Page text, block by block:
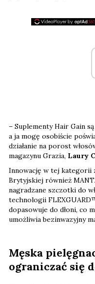
– Suplementy Hair Gain
a ja mogę osobiście
działanie na porost
magazynu Grazia, Laury
Innowację w tej kategorii
Brytyjskiej również
nagradzane szczotki do
technologii
dopasowuje do dłoni, co
umożliwia bezinwazyjny
Męska
ograniczać się